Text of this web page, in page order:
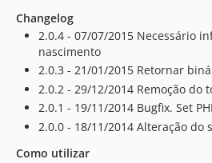
Changelog
2.0.4 - 07/07/2015 Necessário
nascimento
2.0.3 - 21/01/2015 Retornar
2.0.2 - 29/12/2014 Remoção do
2.0.1 - 19/11/2014 Bugfix. Set
2.0.0 - 18/11/2014 Alteração do
Como utilizar